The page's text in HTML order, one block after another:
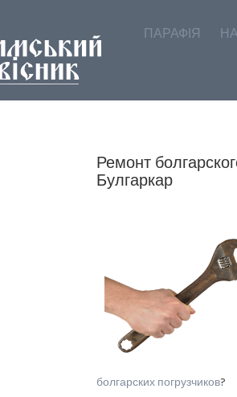
ПАРАФІЯ
Ремонт
Булгаркар
болгарских погрузчиков?